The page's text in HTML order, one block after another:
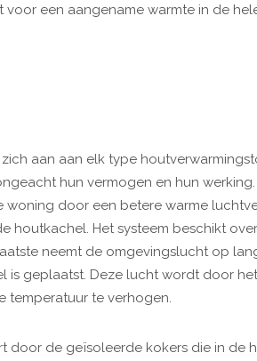
een aangename warmte in de
zich aan aan elk type
hun vermogen en hun werking.
woning door een betere warme
houtkachel. Het systeem beschikt
neemt de omgevingslucht op
is geplaatst. Deze lucht wordt door
temperatuur te verhogen.
door de geïsoleerde kokers die in de